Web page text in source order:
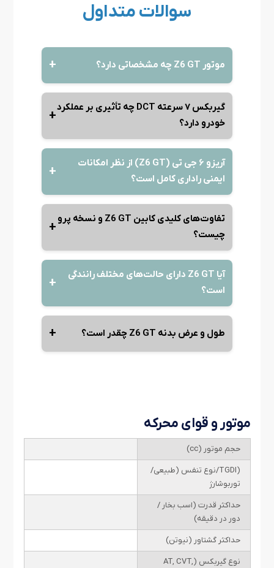
سوالات متداول
موتور Z6 GT چه مشخصاتی دارد؟
گیربکس ۷ سرعته DCT چه تأثیری بر عملکرد
خودرو دارد؟
آریزو ۶ جی تی (Z6 GT) از نظر امکانات
ایمنی راداری کامل است؟
تفاوت‌های کلیدی کابین Z6 GT و نسخه پرو
چیست؟
آیا Z6 GT دارای حالت‌های مختلف رانندگی
است؟
طول و عرض بدنه Z6 GT چقدر است؟
موتور و قوای محرکه
حجم موتور (cc)
(TGDI/نوع تنفس (طبیعی/
توربوشارژ
حداکثر قدرت (اسب بخار /
دور در دقیقه)
حداکثر گشتاور (نیوتن)
نوع گیربکس (AT, CVT,